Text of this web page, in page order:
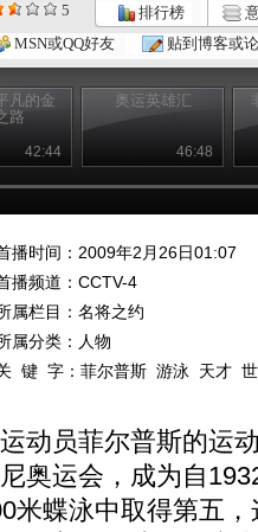
5 排行榜
MSN或QQ好友 贴到博客或
凡的金
路
42:44
奥运英雄汇
46:48
播时间：2009年2月26日01:07
播频道： CCTV-4
属栏目： 名将之约
属分类：人物
键 字： 菲尔普斯 游泳 天才
动员菲尔普斯的运
奥运会，成为自
米蝶泳中取得第五